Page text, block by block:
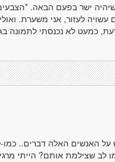
ישר בפעם הבאה.
לעזור, אני משערת.
כמעט לא נכנסתי לתמונה
על האנשים האלה דברים..
לב שצילמת אותם? הייתי